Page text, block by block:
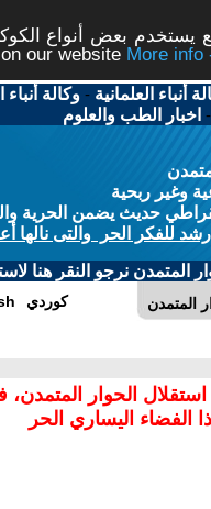
يستخدم بعض أنواع
our website
أنباء العلمانية -وكالة أنباء
- اخبار الطب والعلوم
وغير ربحية
حديث يضمن الحرية
للفكر الحر والتى نالها
المتمدن نرجو النقر هنا
المتمدن كوردي
استقلال الحوار
الفضاء اليساري الحر